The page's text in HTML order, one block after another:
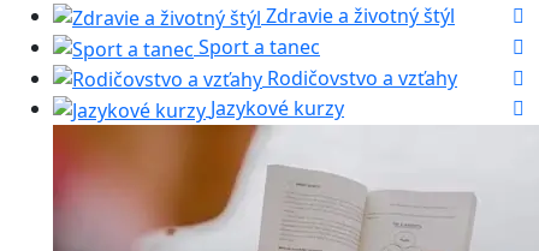
Zdravie a životný štýl
Sport a tanec
Rodičovstvo a vzťahy
Jazykové kurzy